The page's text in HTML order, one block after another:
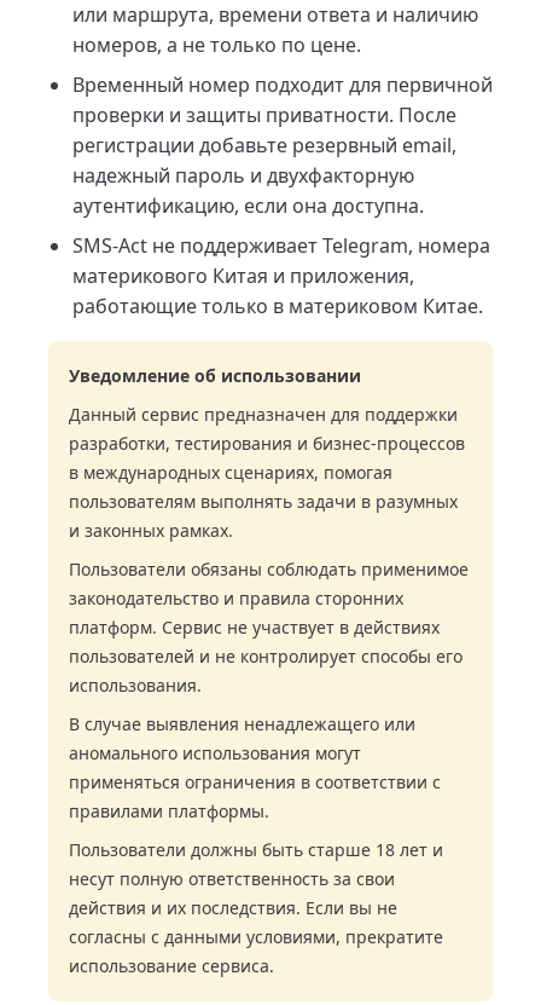
или маршрута, времени ответа и наличию
номеров, а не только по цене.
Временный номер подходит для первичной
проверки и защиты приватности. После
регистрации добавьте резервный email,
надежный пароль и двухфакторную
аутентификацию, если она доступна.
SMS-Act не поддерживает Telegram, номера
материкового Китая и приложения,
работающие только в материковом Китае.
Уведомление об использовании
Данный сервис предназначен для поддержки
разработки, тестирования и бизнес-процессов
в международных сценариях, помогая
пользователям выполнять задачи в разумных
и законных рамках.
Пользователи обязаны соблюдать применимое
законодательство и правила сторонних
платформ. Сервис не участвует в действиях
пользователей и не контролирует способы его
использования.
В случае выявления ненадлежащего или
аномального использования могут
применяться ограничения в соответствии с
правилами платформы.
Пользователи должны быть старше 18 лет и
несут полную ответственность за свои
действия и их последствия. Если вы не
согласны с данными условиями, прекратите
использование сервиса.